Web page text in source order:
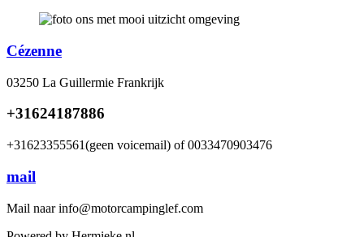
Cézenne
03250 La Guillermie Frankrijk
+31624187886
+31623355561(geen voicemail) of 0033470903476
mail
Mail naar info@motorcampinglef.com